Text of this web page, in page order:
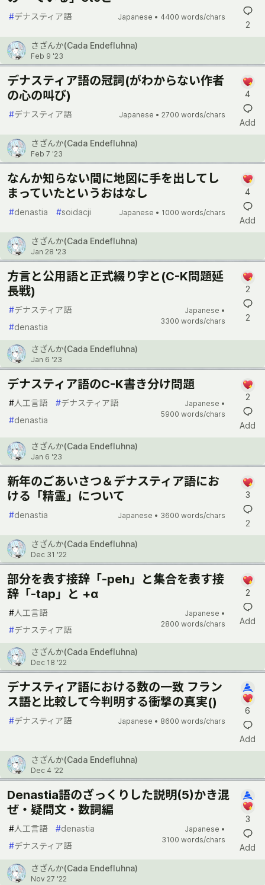
#デナスティア語 Japanese • 4400 words/chars
2
さざんか(Cada Endefluhna)
Feb 9 '23
デナスティア語の冠詞(がわからない作者
の心の叫び)
#デナスティア語 Japanese • 2700 words/chars
4
Add
さざんか(Cada Endefluhna)
Feb 7 '23
なんか知らない間に地図に手を出してし
まっていたというおはなし
#denastia #soidacji Japanese • 1000 words/chars
4
Add
さざんか(Cada Endefluhna)
Jan 28 '23
方言と公用語と正式綴り字と(C-K問題延
長戦)
#デナスティア語
#denastia
Japanese •
3300 words/chars
2
2
さざんか(Cada Endefluhna)
Jan 6 '23
デナスティア語のC-K書き分け問題
#人工言語 #デナスティア語
#denastia
Japanese •
5900 words/chars
2
Add
さざんか(Cada Endefluhna)
Jan 6 '23
新年のごあいさつ＆デナスティア語にお
ける「精霊」について
#denastia Japanese • 3600 words/chars
3
2
さざんか(Cada Endefluhna)
Dec 31 '22
部分を表す接辞「-peh」と集合を表す接
辞「-tap」と +α
#人工言語
#デナスティア語
Japanese •
2800 words/chars
2
Add
さざんか(Cada Endefluhna)
Dec 18 '22
デナスティア語における数の一致 フラン
ス語と比較して今判明する衝撃の真実()
#デナスティア語 Japanese • 8600 words/chars
6
Add
さざんか(Cada Endefluhna)
Dec 4 '22
Denastia語のざっくりした説明(5)かき混
ぜ・疑問文・数詞編
#人工言語 #denastia
#デナスティア語
Japanese •
3100 words/chars
3
Add
さざんか(Cada Endefluhna)
Nov 27 '22